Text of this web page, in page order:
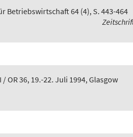
Betriebswirtschaft 64 (4), S. 443-464
/ OR 36, 19.-22. Juli 1994, Glasgow